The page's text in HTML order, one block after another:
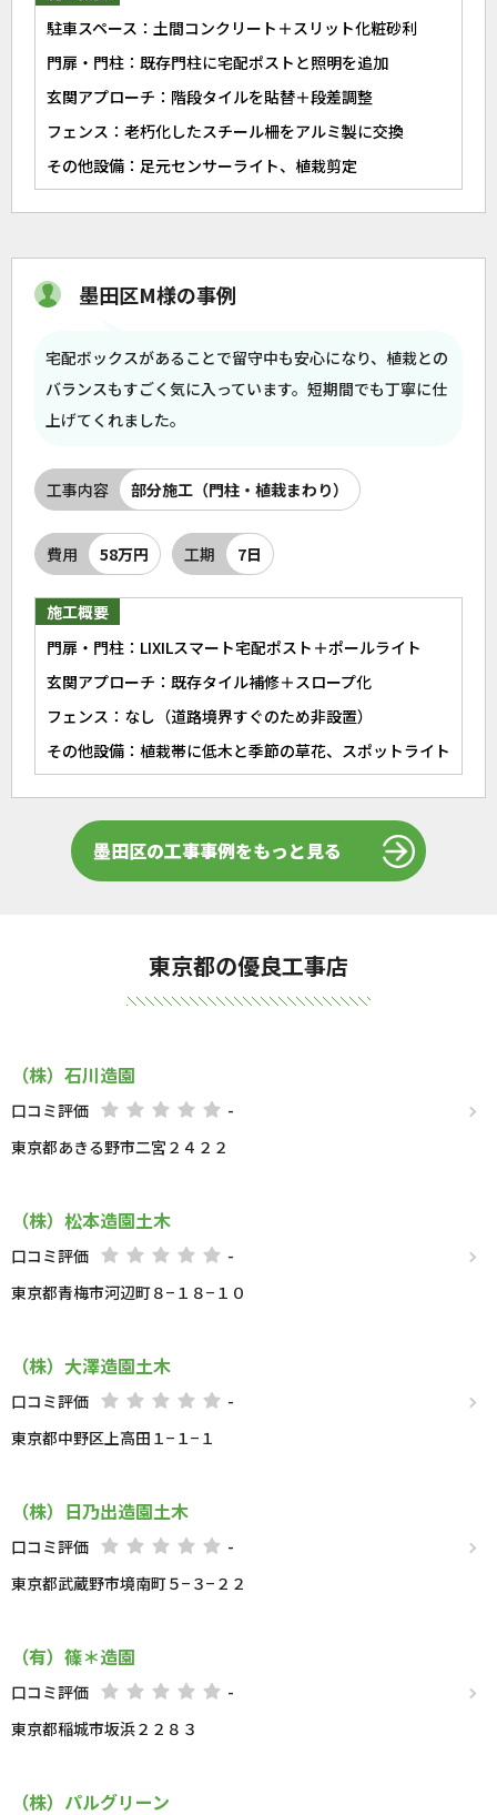
駐車スペース：土間コンクリート＋スリット化粧砂利
門扉・門柱：既存門柱に宅配ポストと照明を追加
玄関アプローチ：階段タイルを貼替＋段差調整
フェンス：老朽化したスチール柵をアルミ製に交換
その他設備：足元センサーライト、植栽剪定
墨田区M様の事例
宅配ボックスがあることで留守中も安心になり、植栽との
バランスもすごく気に入っています。短期間でも丁寧に仕
上げてくれました。
工事内容 部分施工（門柱・植栽まわり）
費用 58万円 工期 7日
施工概要
門扉・門柱：LIXILスマート宅配ポスト＋ポールライト
玄関アプローチ：既存タイル補修＋スロープ化
フェンス：なし（道路境界すぐのため非設置）
その他設備：植栽帯に低木と季節の草花、スポットライト
墨田区の工事事例をもっと見る
東京都の優良工事店
（株）石川造園
口コミ評価
-
東京都あきる野市二宮２４２２
（株）松本造園土木
口コミ評価
-
東京都青梅市河辺町８−１８−１０
（株）大澤造園土木
口コミ評価
-
東京都中野区上高田１−１−１
（株）日乃出造園土木
口コミ評価
-
東京都武蔵野市境南町５−３−２２
（有）篠＊造園
口コミ評価
-
東京都稲城市坂浜２２８３
（株）パルグリーン